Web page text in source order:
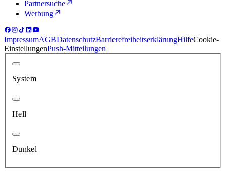
Partnersuche
Werbung
ImpressumAGBDatenschutzBarrierefreiheitserklärungHilfeCookie-
EinstellungenPush-Mitteilungen
System
Hell
Dunkel